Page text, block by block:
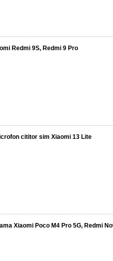
Redmi 9S, Redmi 9 Pro
cititor sim Xiaomi 13 Lite
Xiaomi Poco M4 Pro 5G, Redmi